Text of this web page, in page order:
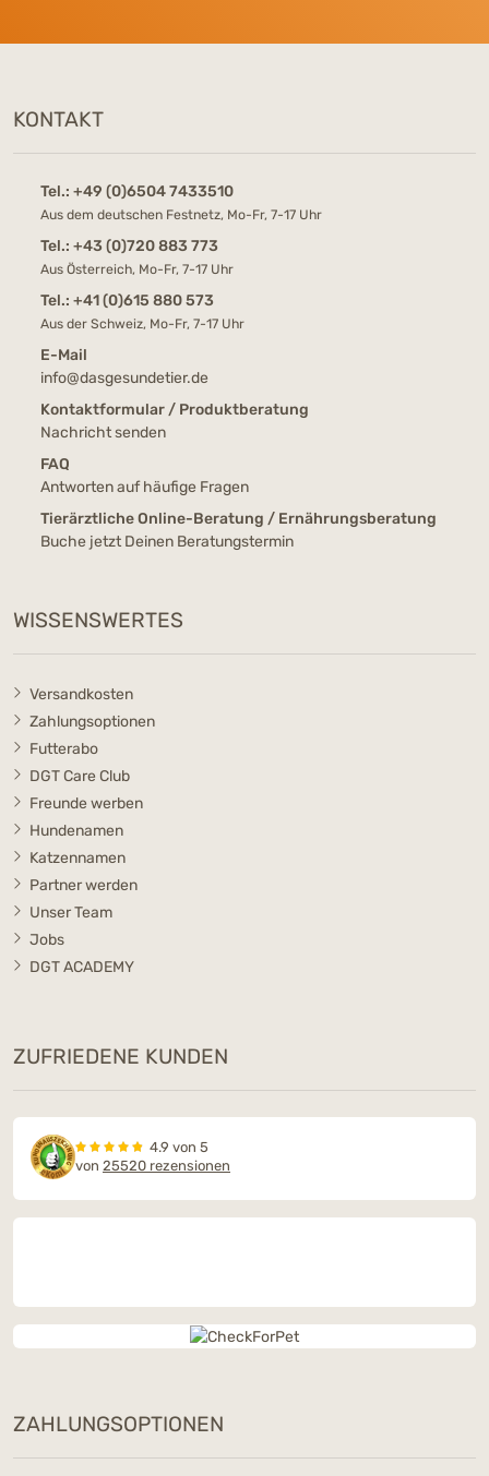
KONTAKT
Tel.: +49 (0)6504 7433510
Aus dem deutschen Festnetz, Mo-Fr, 7-17 Uhr
Tel.: +43 (0)720 883 773
Aus Österreich, Mo-Fr, 7-17 Uhr
Tel.: +41 (0)615 880 573
Aus der Schweiz, Mo-Fr, 7-17 Uhr
E-Mail
info@dasgesundetier.de
Kontaktformular / Produktberatung
Nachricht senden
FAQ
Antworten auf häufige Fragen
Tierärztliche Online-Beratung / Ernährungsberatung
Buche jetzt Deinen Beratungstermin
WISSENSWERTES
Versandkosten
Zahlungsoptionen
Futterabo
DGT Care Club
Freunde werben
Hundenamen
Katzennamen
Partner werden
Unser Team
Jobs
DGT ACADEMY
ZUFRIEDENE KUNDEN
4.9 von 5
von 25520 rezensionen
ZAHLUNGSOPTIONEN
Dieses Wochenende: Ein Snack